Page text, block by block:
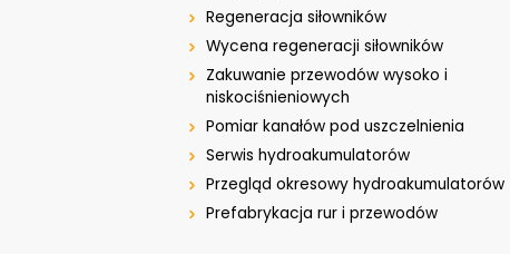
Regeneracja siłowników
Wycena regeneracji siłowników
Zakuwanie przewodów wysoko i
niskociśnieniowych
Pomiar kanałów pod uszczelnienia
Serwis hydroakumulatorów
Przegląd okresowy hydroakumulatorów
Prefabrykacja rur i przewodów